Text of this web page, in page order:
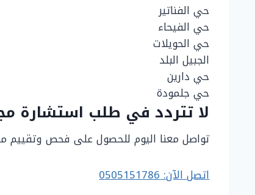
حي الفناتير
حي الفيحاء
حي الحويلات
الجبيل البلد
حي دارين
حي جلمودة
لا تتردد في طلب استشارة
تواصل معنا اليوم للحصول على فحص وتقييم
اتصل الآن: 0505151786